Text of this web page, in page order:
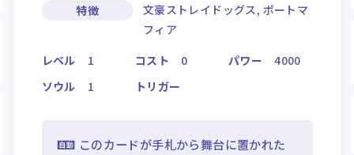
特徴
文豪ストレイドッグス, ポートマ
フィア
レベル
1 コスト 0 パワー
4000
ソウル
1 トリガー
このカードが手札から舞台に置かれた